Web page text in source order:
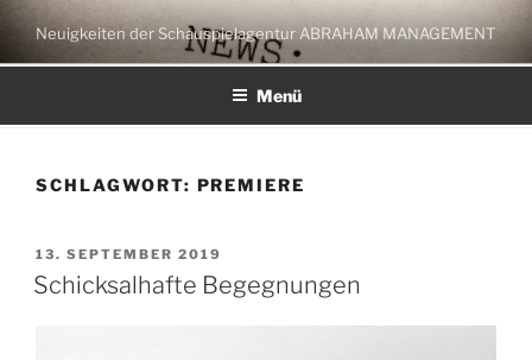
Zum
Inhalt
springen
Neuigkeiten der Schauspielagentur ABRAHAM MANAGEMENT
Menü
SCHLAGWORT: PREMIERE
VERÖFFENTLICHT
AM
13. SEPTEMBER 2019
Schicksalhafte Begegnungen